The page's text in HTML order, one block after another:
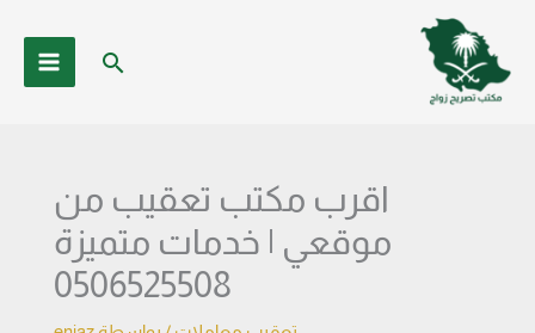
المحتوى
البحث
اقرب مكتب تعقيب من
موقعي | خدمات متميزة
0506525508